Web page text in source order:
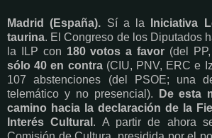
Madrid (España). Sí a la
Iniciativa
taurina. El Congreso de los Diputados
la ILP con 180 votos a favor (del
sólo 40 en contra (CIU, PNV, ERC e
107 abstenciones (del PSOE; una
telemático y no presencial).
De esta
camino hacia la declaración de la
Interés Cultural . A partir de ahora